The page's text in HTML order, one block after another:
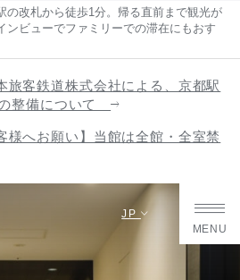
の改札から徒歩1分。帰る直前まで観光が
ンビューでファミリーでの滞在にもおす
JP
MENU
旅客鉄道株式会社による、京都駅
の整備について
様へお願い】当館は全館・全室禁